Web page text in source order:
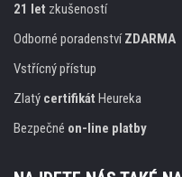
21 let zkušeností
Odborné poradenstvíZDARMA
Vstřícný přístup
Zlatý certifikát Heureka
Bezpečné on-line platby